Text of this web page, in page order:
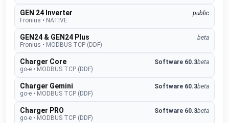
GEN 24 Inverter
public
Fronius • NATIVE
GEN24 & GEN24 Plus
beta
Fronius • MODBUS TCP (DDF)
Charger Core Software 60.3beta
go-e • MODBUS TCP (DDF)
Charger Gemini Software 60.3beta
go-e • MODBUS TCP (DDF)
Charger PRO Software 60.3beta
go-e • MODBUS TCP (DDF)